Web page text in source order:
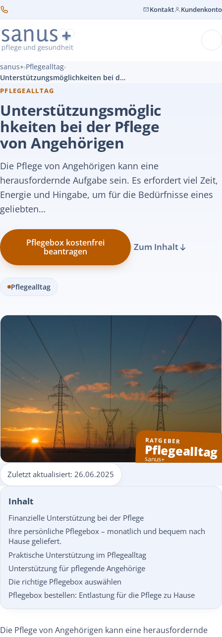
Kontakt Kundenkonto
sanus+›Pflegealltag›
Unterstützungsmöglichkeiten bei der Pflege von Angehörigen
PFLEGEALLTAG
Unterstützungsmöglic
hkeiten bei der Pflege
von Angehörigen
Die Pflege von Angehörigen kann eine
herausfordernde Aufgabe sein. Es erfordert viel Zeit,
Energie und Hingabe, um für die Bedürfnisse eines
geliebten…
Pflegebox kostenfrei
beantragen
Zum Inhalt
Pflegealltag
RATGEBER
Pflegealltag
sanus+
Zuletzt aktualisiert:26.06.2025
Inhalt
Finanzielle Unterstützung bei der Pflege
Ihre persönliche Pflegebox – monatlich und bequem nach
Hause geliefert.
Praktische Unterstützung im Pflegealltag
Unterstützung für pflegende Angehörige
Die richtige Pflegebox auswählen
Pflegebox bestellen: Entlastung für die Pflege zu Hause
Die Pflege von Angehörigen kann eine herausfordernde